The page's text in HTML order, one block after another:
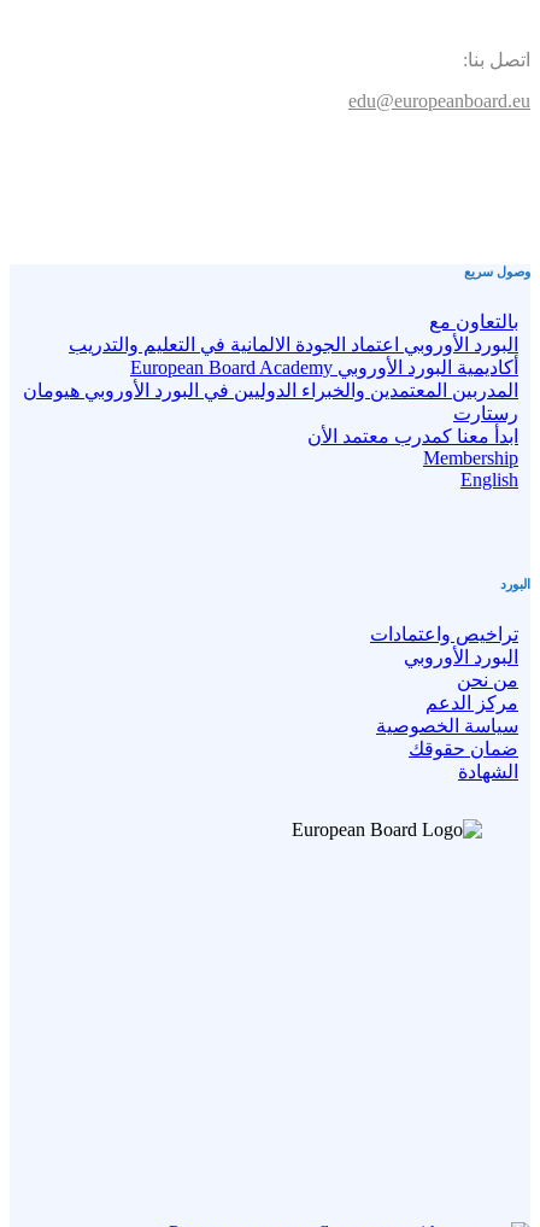
اتصل بنا:
edu@europeanboard.eu
وصول سريع
بالتعاون مع
البورد الأوروبي اعتماد الجودة الالمانية في التعليم والتدريب
أكاديمية البورد الأوروبي European Board Academy
المدربين المعتمدين والخبراء الدوليين في البورد الأوروبي هيومان
رستارت
ابدأ معنا كمدرب معتمد الأن
Membership
English
البورد
تراخيص واعتمادات
البورد الأوروبي
من نحن
مركز الدعم
سياسة الخصوصية
ضمان حقوقك
الشهادة